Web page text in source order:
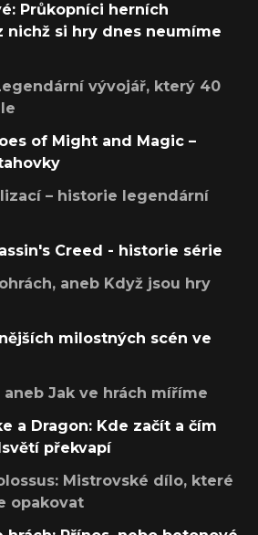
Průkopníci herních
nichž si hry dnes neumíme
vývojář, který 40
of Might and Magic –
– historie legendární
Creed - historie série
aneb Když jsou hry
milostných scén ve
Jak ve hrách míříme
a Dragon: Kde začít a čím
překvapí
Mistrovské dílo, které
opakovat